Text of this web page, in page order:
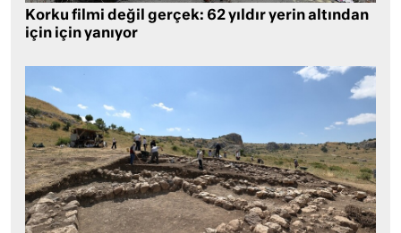
Korku filmi değil gerçek: 62 yıldır yerin altından
için için yanıyor